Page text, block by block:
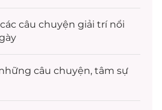
câu chuyện giải trínổi
câu chuyện, tâm sự